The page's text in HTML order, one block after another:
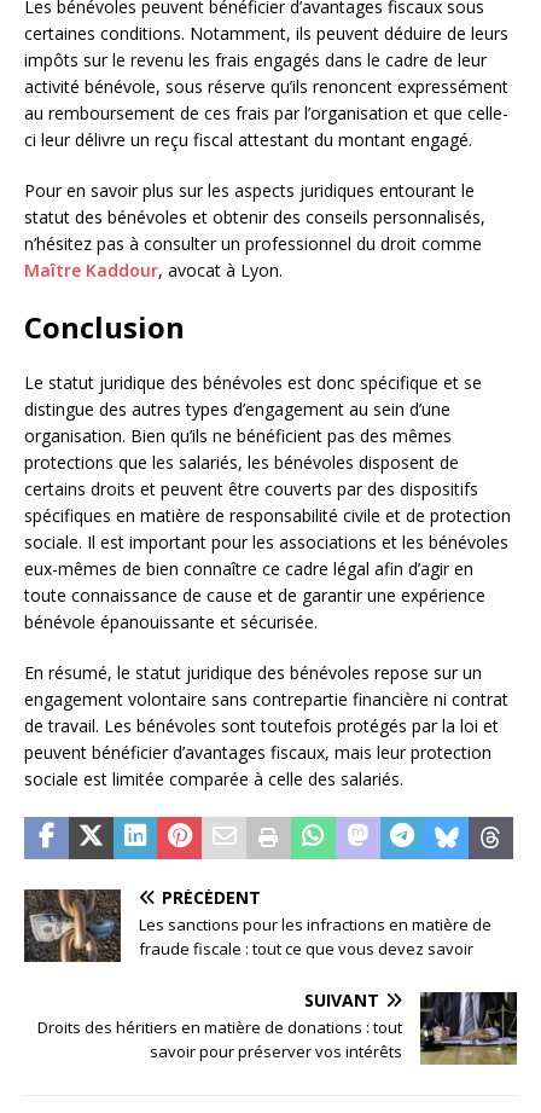
Les bénévoles peuvent bénéficier d’avantages fiscaux sous
certaines conditions. Notamment, ils peuvent déduire de leurs
impôts sur le revenu les frais engagés dans le cadre de leur
activité bénévole, sous réserve qu’ils renoncent expressément
au remboursement de ces frais par l’organisation et que celle-
ci leur délivre un reçu fiscal attestant du montant engagé.
Pour en savoir plus sur les aspects juridiques entourant le
statut des bénévoles et obtenir des conseils personnalisés,
n’hésitez pas à consulter un professionnel du droit comme
Maître Kaddour, avocat à Lyon.
Conclusion
Le statut juridique des bénévoles est donc spécifique et se
distingue des autres types d’engagement au sein d’une
organisation. Bien qu’ils ne bénéficient pas des mêmes
protections que les salariés, les bénévoles disposent de
certains droits et peuvent être couverts par des dispositifs
spécifiques en matière de responsabilité civile et de protection
sociale. Il est important pour les associations et les bénévoles
eux-mêmes de bien connaître ce cadre légal afin d’agir en
toute connaissance de cause et de garantir une expérience
bénévole épanouissante et sécurisée.
En résumé, le statut juridique des bénévoles repose sur un
engagement volontaire sans contrepartie financière ni contrat
de travail. Les bénévoles sont toutefois protégés par la loi et
peuvent bénéficier d’avantages fiscaux, mais leur protection
sociale est limitée comparée à celle des salariés.
PRÉCÉDENT
Les sanctions pour les infractions en matière de
fraude fiscale : tout ce que vous devez savoir
SUIVANT
Droits des héritiers en matière de donations : tout
savoir pour préserver vos intérêts